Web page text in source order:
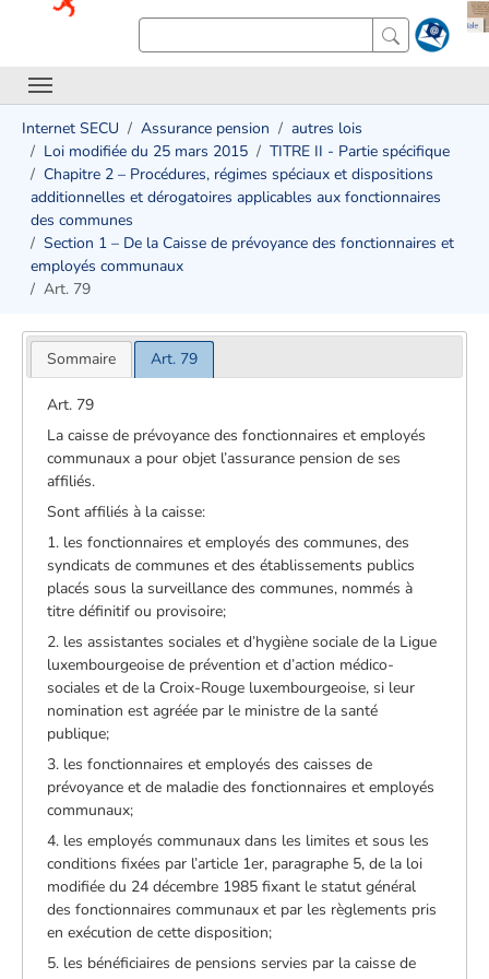
Internet SECU Assurance pension
autres lois
Loi modifiée du 25 mars 2015
TITRE II - Partie spécifique
Chapitre 2 – Procédures, régimes spéciaux et dispositions
additionnelles et dérogatoires applicables aux fonctionnaires
des communes
Section 1 – De la Caisse de prévoyance des fonctionnaires et
employés communaux
Art. 79
Sommaire Art. 79
Art. 79
La caisse de prévoyance des fonctionnaires et employés
communaux a pour objet l’assurance pension de ses
affiliés.
Sont affiliés à la caisse:
1. les fonctionnaires et employés des communes, des
syndicats de communes et des établissements publics
placés sous la surveillance des communes, nommés à
titre définitif ou provisoire;
2. les assistantes sociales et d’hygiène sociale de la Ligue
luxembourgeoise de prévention et d’action médico-
sociales et de la Croix-Rouge luxembourgeoise, si leur
nomination est agréée par le ministre de la santé
publique;
3. les fonctionnaires et employés des caisses de
prévoyance et de maladie des fonctionnaires et employés
communaux;
4. les employés communaux dans les limites et sous les
conditions fixées par l’article 1er, paragraphe 5, de la loi
modifiée du 24 décembre 1985 fixant le statut général
des fonctionnaires communaux et par les règlements pris
en exécution de cette disposition;
5. les bénéficiaires de pensions servies par la caisse de